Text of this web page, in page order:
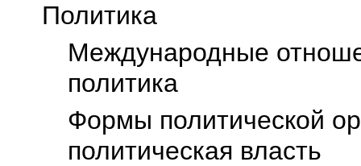
Политика
Международные
политика
Формы политической
политическая власть